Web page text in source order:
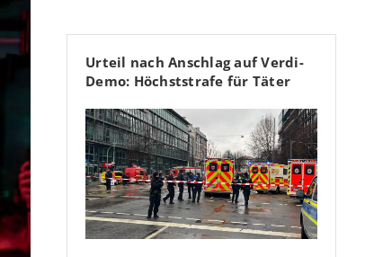
Urteil nach Anschlag auf Verdi-
Demo: Höchststrafe für Täter